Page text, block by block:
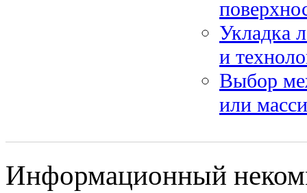
Укладка
и
Выбор
или
Информационный